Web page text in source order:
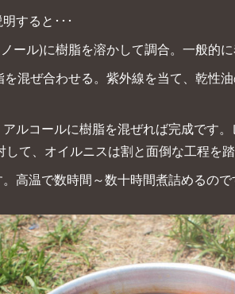
すると･･･
ール)に樹脂を溶かして調合。一般的に
混ぜ合わせる。紫外線を当て、乾性
ルコールに樹脂を混ぜれば完成です
て、オイルニスは割と面倒な工程を踏
高温で数時間～数十時間煮詰めるので